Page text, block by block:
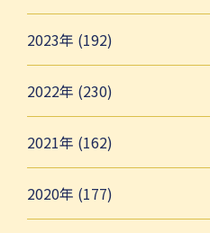
2023年 (192)
2022年 (230)
2021年 (162)
2020年 (177)